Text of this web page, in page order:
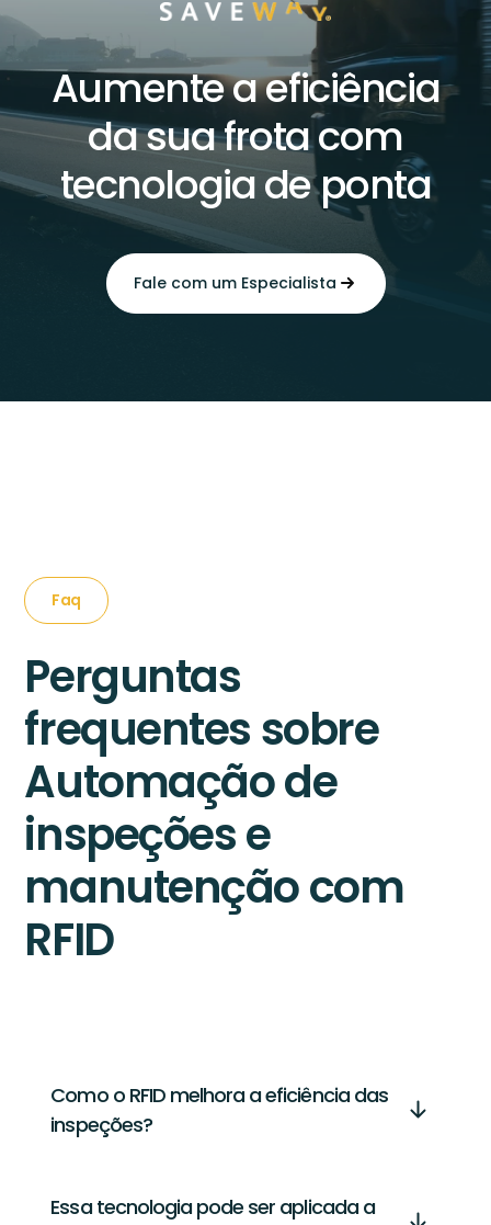
Aumente a eficiência
da sua frota com
tecnologia de ponta
Fale com um Especialista
Faq
Perguntas
frequentes sobre
Automação de
inspeções e
manutenção com
RFID
Como o RFID melhora a eficiência das
inspeções?
Essa tecnologia pode ser aplicada a